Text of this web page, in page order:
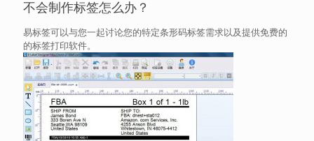
不会制作标签怎么办？
易标签可以与您一起讨论您的特定条形码标签需求以及提供免费的
的标签打印软件。